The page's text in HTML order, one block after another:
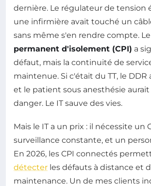
dernière. Le régulateur de tension
une infirmière avait touché un
sans même s'en rendre compte. Le
permanent d'isolement (CPI) a
défaut, mais la continuité de
maintenue. Si c'était du TT, le DDR
et le patient sous anesthésie
danger. Le IT sauve des vies.
Mais le IT a un prix : il nécessite un
surveillance constante, et un
En 2026, les CPI connectés
détecter les défauts à distance et
maintenance. Un de mes clients